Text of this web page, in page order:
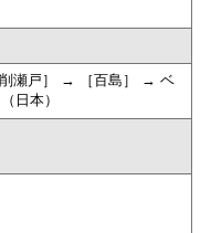
瀬戸］ → ［百島］ → ベ
日本）